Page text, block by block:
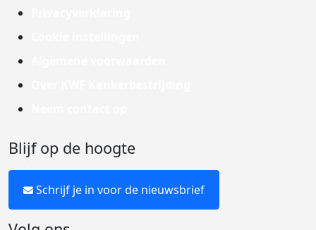
Blijf op de hoogte
Schrijf je in voor de nieuwsbrief